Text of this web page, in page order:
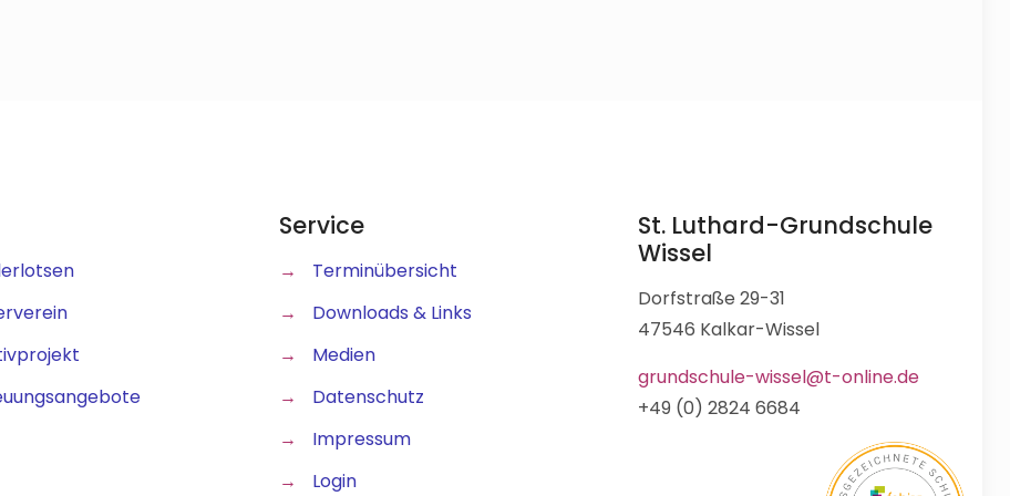
Service
→
Terminübersicht
→
Downloads & Links
→
Medien
→
Datenschutz
→
Impressum
→
Login
St. Luthard-Grundschule
Wissel
Dorfstraße 29-31
47546 Kalkar-Wissel
grundschule-wissel@t-online.de
+49 (0) 2824 6684